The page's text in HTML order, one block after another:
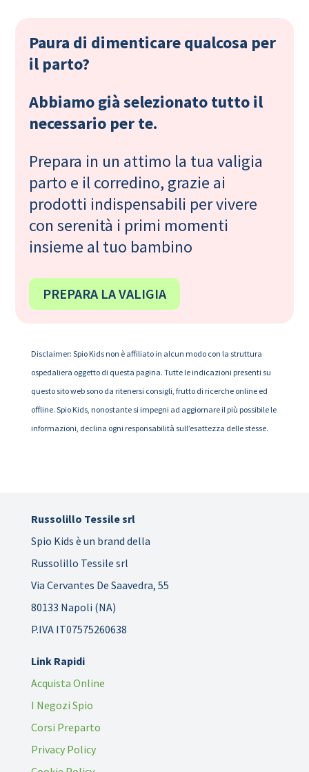
Paura di dimenticare qualcosa per
il parto?
Abbiamo già selezionato tutto il
necessario per te.
Prepara in un attimo la tua valigia
parto e il corredino, grazie ai
prodotti indispensabili per vivere
con serenità i primi momenti
insieme al tuo bambino
PREPARA LA VALIGIA
Disclaimer: Spio Kids non è affiliato in alcun modo con la struttura
ospedaliera oggetto di questa pagina. Tutte le indicazioni presenti su
questo sito web sono da ritenersi consigli, frutto di ricerche online ed
offline. Spio Kids, nonostante si impegni ad aggiornare il più possibile le
informazioni, declina ogni responsabilità sull’esattezza delle stesse.
Russolillo Tessile srl
Spio Kids è un brand della
Russolillo Tessile srl
Via Cervantes De Saavedra, 55
80133 Napoli (NA)
P.IVA IT07575260638
Link Rapidi
Acquista Online
I Negozi Spio
Corsi Preparto
Privacy Policy